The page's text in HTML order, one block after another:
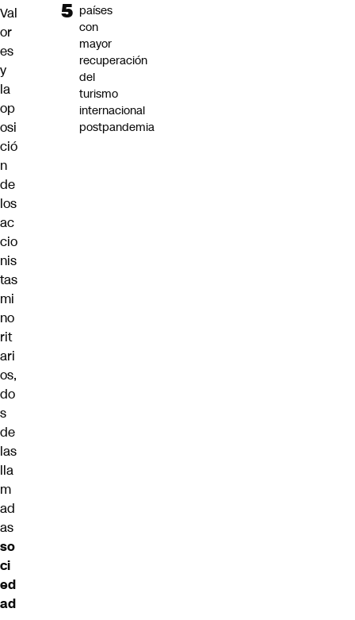
Val
or
es
y
la
op
osi
ció
n
de
los
ac
cio
nis
tas
mi
no
rit
ari
os,
do
s
de
las
lla
m
ad
as
so
ci
ed
ad
países
con
mayor
recuperación
del
turismo
internacional
postpandemia